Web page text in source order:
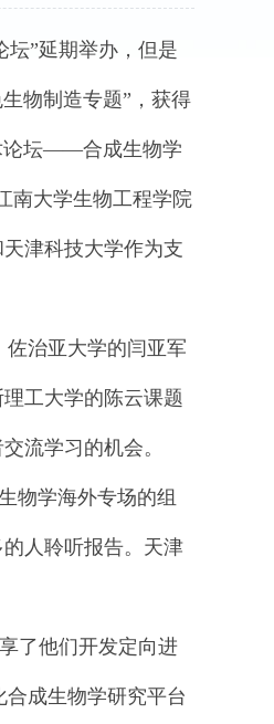
”延期举办，但是
物制造专题”，获得
论坛——合成生物学
南大学生物工程学院
津科技大学作为支
治亚大学的闫亚军
工大学的陈云课题
流学习的机会。
物学海外专场的组
人聆听报告。天津
了他们开发定向进
成生物学研究平台